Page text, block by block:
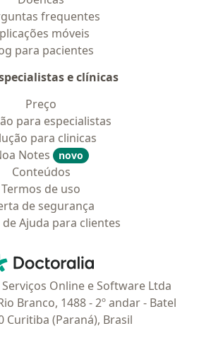
frequentes
móveis
para pacientes
e clínicas
Preço
para especialistas
para clinicas
Notes
novo
Conteúdos
Termos de uso
de segurança
Ajuda para clientes
Doctoralia - Homepage
Online e Software Ltda
Branco, 1488 - 2º andar - Batel
Curitiba (Paraná), Brasil